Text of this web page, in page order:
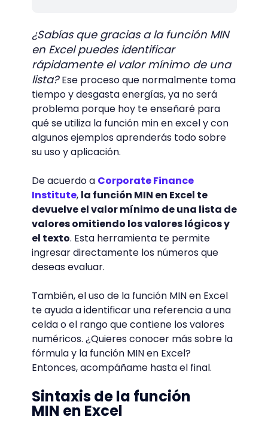
¿Sabías que gracias a la función MIN
en Excel puedes identificar
rápidamente el valor mínimo de una
lista?Ese proceso que normalmente toma
tiempo y desgasta energías, ya no será
problema porque hoy te enseñaré para
qué se utiliza la función min en excel y con
algunos ejemplos aprenderás todo sobre
su uso y aplicación.
De acuerdo a Corporate Finance
Institute, la función MIN en Excel te
devuelve el valor mínimo de una lista de
valores omitiendo los valores lógicos y
el texto. Esta herramienta te permite
ingresar directamente los números que
deseas evaluar.
También, el uso de la función MIN en Excel
te ayuda a identificar una referencia a una
celda o el rango que contiene los valores
numéricos. ¿Quieres conocer más sobre la
fórmula y la función MIN en Excel?
Entonces, acompáñame hasta el final.
Sintaxis de la función
MIN en Excel